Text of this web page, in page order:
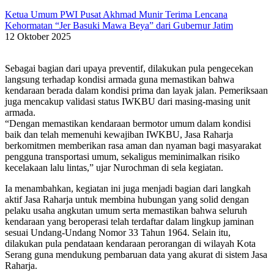
Ketua Umum PWI Pusat Akhmad Munir Terima Lencana
Kehormatan “Jer Basuki Mawa Beya” dari Gubernur Jatim
12 Oktober 2025
Sebagai bagian dari upaya preventif, dilakukan pula pengecekan
langsung terhadap kondisi armada guna memastikan bahwa
kendaraan berada dalam kondisi prima dan layak jalan. Pemeriksaan
juga mencakup validasi status IWKBU dari masing-masing unit
armada.
“Dengan memastikan kendaraan bermotor umum dalam kondisi
baik dan telah memenuhi kewajiban IWKBU, Jasa Raharja
berkomitmen memberikan rasa aman dan nyaman bagi masyarakat
pengguna transportasi umum, sekaligus meminimalkan risiko
kecelakaan lalu lintas,” ujar Nurochman di sela kegiatan.
Ia menambahkan, kegiatan ini juga menjadi bagian dari langkah
aktif Jasa Raharja untuk membina hubungan yang solid dengan
pelaku usaha angkutan umum serta memastikan bahwa seluruh
kendaraan yang beroperasi telah terdaftar dalam lingkup jaminan
sesuai Undang-Undang Nomor 33 Tahun 1964. Selain itu,
dilakukan pula pendataan kendaraan perorangan di wilayah Kota
Serang guna mendukung pembaruan data yang akurat di sistem Jasa
Raharja.